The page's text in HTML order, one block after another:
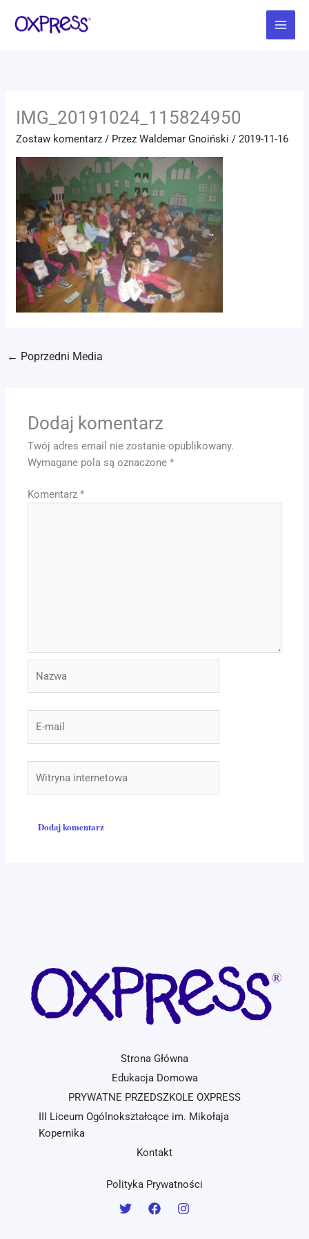
Main
Menu
IMG_20191024_115824950
Zostaw komentarz / PrzezWaldemar Gnoiński/2019-11-16
← Poprzedni Media
Dodaj komentarz
Twój adres email nie zostanie opublikowany.
Wymagane pola są oznaczone*
Komentarz*
mail
internetowa
Strona Główna
Edukacja Domowa
PRYWATNE PRZEDSZKOLE OXPRESS
III Liceum Ogólnokształcące im. Mikołaja
Kopernika
Kontakt
Polityka Prywatności